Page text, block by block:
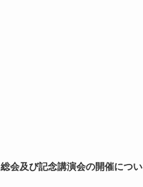
会及び記念講演会の開催につい